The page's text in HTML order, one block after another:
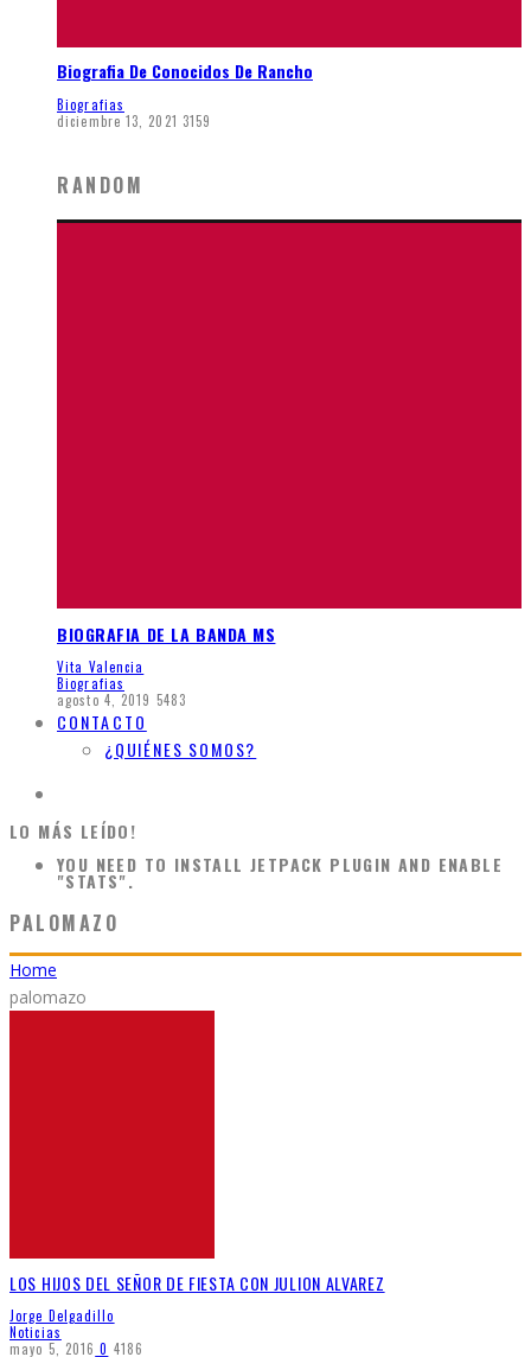
Biografia De Conocidos De Rancho
Biografias
diciembre 13, 2021 3159
RANDOM
BIOGRAFIA DE LA BANDA MS
Vita Valencia
Biografias
agosto 4, 2019 5483
CONTACTO
¿QUIÉNES SOMOS?
LO MÁS LEÍDO!
YOU NEED TO INSTALL JETPACK PLUGIN AND ENABLE
"STATS".
PALOMAZO
Home
palomazo
LOS HIJOS DEL SEÑOR DE FIESTA CON JULION ALVAREZ
Jorge Delgadillo
Noticias
mayo 5, 2016 0 4186